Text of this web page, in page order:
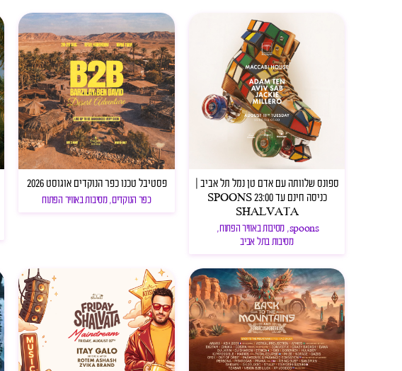
ספונס שלוותה עם אדם טן נמל תל אביב |
כניסה חינם עד 23:00 SPOONS
SHALVATA
spoons
, מסיבות באוויר הפתוח,
מסיבות בתל אביב
פסטיבל טכנו כפר הנוקדים אוגוסט 2026
כפר הנוקדים,מסיבות באוויר הפתוח